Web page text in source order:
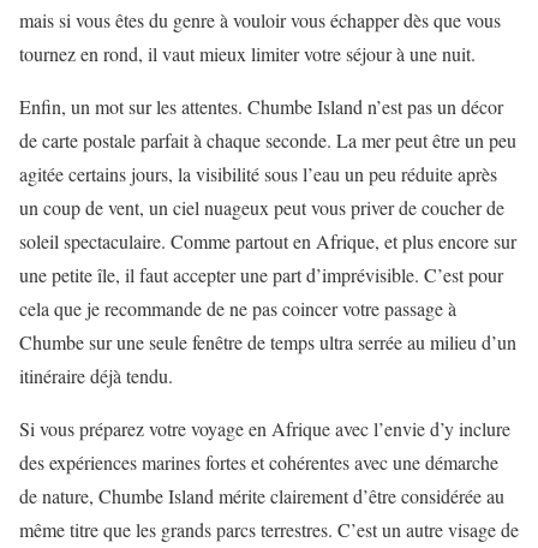
mais si vous êtes du genre à vouloir vous échapper dès que vous
tournez en rond, il vaut mieux limiter votre séjour à une nuit.
Enfin, un mot sur les attentes. Chumbe Island n’est pas un décor
de carte postale parfait à chaque seconde. La mer peut être un peu
agitée certains jours, la visibilité sous l’eau un peu réduite après
un coup de vent, un ciel nuageux peut vous priver de coucher de
soleil spectaculaire. Comme partout en Afrique, et plus encore sur
une petite île, il faut accepter une part d’imprévisible. C’est pour
cela que je recommande de ne pas coincer votre passage à
Chumbe sur une seule fenêtre de temps ultra serrée au milieu d’un
itinéraire déjà tendu.
Si vous préparez votre voyage en Afrique avec l’envie d’y inclure
des expériences marines fortes et cohérentes avec une démarche
de nature, Chumbe Island mérite clairement d’être considérée au
même titre que les grands parcs terrestres. C’est un autre visage de